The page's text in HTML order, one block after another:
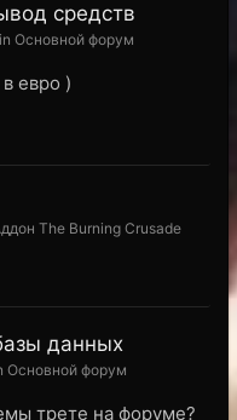
средств
Основной форум
евро )
The Burning Crusade
данных
Основной форум
трете на форуме?